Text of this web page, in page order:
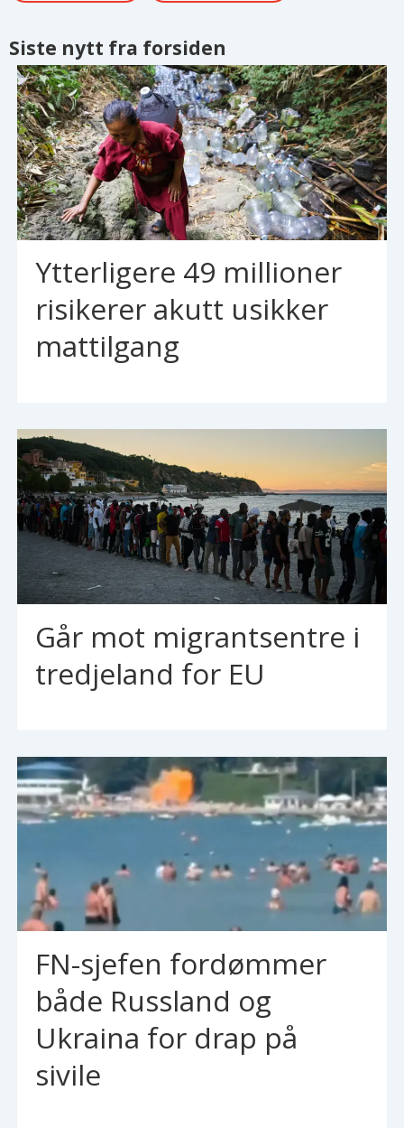
Siste nytt fra forsiden
Ytterligere 49 millioner
risikerer akutt usikker
mattilgang
Går mot migrantsentre i
tredjeland for EU
FN-sjefen fordømmer
både Russland og
Ukraina for drap på
sivile